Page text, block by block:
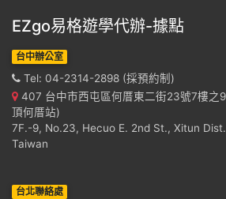
EZgo易格遊學代辦-據點
台中辦公室
Tel: 04-2314-2898 (採預約制)
407 台中市西屯區何厝東二街23號7樓之
頂何厝站)
7F.-9, No.23, Hecuo E. 2nd St., Xitun
Taiwan
台北聯絡處